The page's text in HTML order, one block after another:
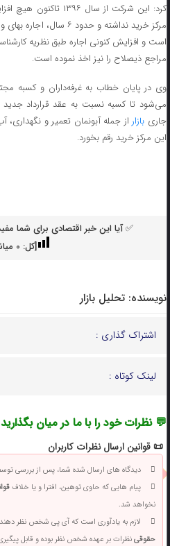
کرد: این شرکت از سال
مرکز خرید نداشته و حدود ۶
است و افزایش کنونی اجاره طبق نظریه
مراجع ذیصلاح را نیز اخذ نموده است.
وی در پایان خطاب به غرفه‌داران و کسبه
می‌شود تا کسبه نسبت به عقد قرارداد جدید
جاری بازاراز جمله آبونمان تعمیر و
این مرکز خرید رقم بخورد.
✅ آیا این خبر اقتصادی برای شما
[کل: 0
نویسنده: تحلیل بازار
اشتراک گذاری :
لینک کوتاه :
💬 نظرات خود را با ما در میان بگذارید
📜 قوانین ارسال نظرات کاربران
دیدگاه های ارسال شده شما، پس از بررسی
پیام هایی که حاوی توهین، افترا و یا خلاف
نخواهد شد.
لازم به یادآوری است که آی پی شخص نظر
حقوقینظرات بر عهده شخص نظر بوده و قابل